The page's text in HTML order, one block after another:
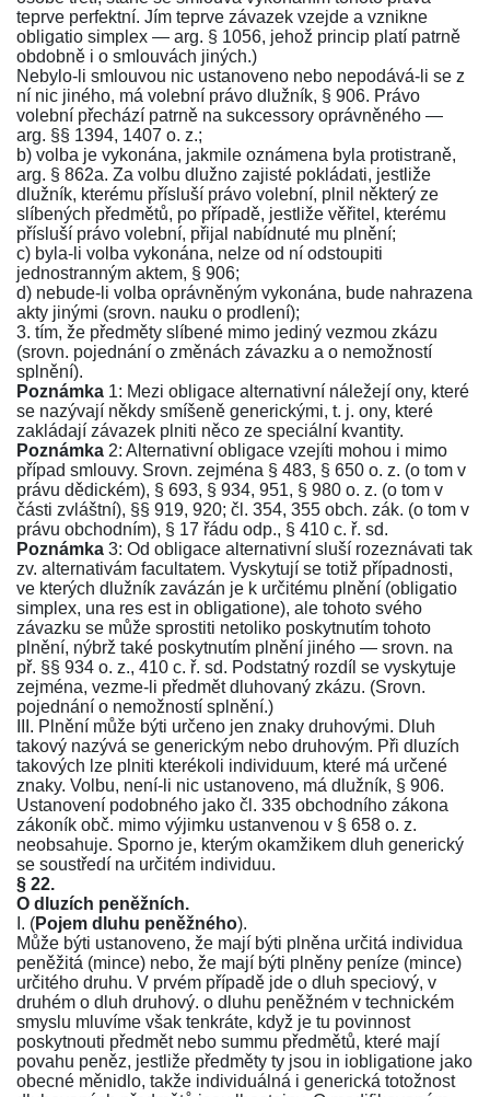
teprve perfektní. Jím teprve závazek vzejde a vznikne
obligatio simplex — arg. § 1056, jehož princip platí patrně
obdobně i o smlouvách jiných.)
Nebylo-li smlouvou nic ustanoveno nebo nepodává-li se z
ní nic jiného, má volební právo dlužník, § 906. Právo
volební přechází patrně na sukcessory oprávněného —
arg. §§ 1394, 1407 o. z.;
b) volba je vykonána, jakmile oznámena byla protistraně,
arg. § 862a. Za volbu dlužno zajisté pokládati, jestliže
dlužník, kterému přísluší právo volební, plnil některý ze
slíbených předmětů, po případě, jestliže věřitel, kterému
přísluší právo volební, přijal nabídnuté mu plnění;
c) byla-li volba vykonána, nelze od ní odstoupiti
jednostranným aktem, § 906;
d) nebude-li volba oprávněným vykonána, bude nahrazena
akty jinými (srovn. nauku o prodlení);
3. tím, že předměty slíbené mimo jediný vezmou zkázu
(srovn. pojednání o změnách závazku a o nemožností
splnění).
Poznámka 1: Mezi obligace alternativní náležejí ony, které
se nazývají někdy smíšeně generickými, t. j. ony, které
zakládají závazek plniti něco ze speciální kvantity.
Poznámka 2: Alternativní obligace vzejíti mohou i mimo
případ smlouvy. Srovn. zejména § 483, § 650 o. z. (o tom v
právu dědickém), § 693, § 934, 951, § 980 o. z. (o tom v
části zvláštní), §§ 919, 920; čl. 354, 355 obch. zák. (o tom v
právu obchodním), § 17 řádu odp., § 410 c. ř. sd.
Poznámka 3: Od obligace alternativní sluší rozeznávati tak
zv. alternativám facultatem. Vyskytují se totiž případnosti,
ve kterých dlužník zavázán je k určitému plnění (obligatio
simplex, una res est in obligatione), ale tohoto svého
závazku se může sprostiti netoliko poskytnutím tohoto
plnění, nýbrž také poskytnutím plnění jiného — srovn. na
př. §§ 934 o. z., 410 c. ř. sd. Podstatný rozdíl se vyskytuje
zejména, vezme-li předmět dluhovaný zkázu. (Srovn.
pojednání o nemožností splnění.)
III. Plnění může býti určeno jen znaky druhovými. Dluh
takový nazývá se generickým nebo druhovým. Při dluzích
takových lze plniti kterékoli individuum, které má určené
znaky. Volbu, není-li nic ustanoveno, má dlužník, § 906.
Ustanovení podobného jako čl. 335 obchodního zákona
zákoník obč. mimo výjimku ustanvenou v § 658 o. z.
neobsahuje. Sporno je, kterým okamžikem dluh generický
se soustředí na určitém individuu.
§ 22.
O dluzích peněžních.
I. (Pojem dluhu peněžného).
Může býti ustanoveno, že mají býti plněna určitá individua
peněžitá (mince) nebo, že mají býti plněny peníze (mince)
určitého druhu. V prvém případě jde o dluh speciový, v
druhém o dluh druhový. o dluhu peněžném v technickém
smyslu mluvíme však tenkráte, když je tu povinnost
poskytnouti předmět nebo summu předmětů, které mají
povahu peněz, jestliže předměty ty jsou in iobligatione jako
obecné měnidlo, takže individuálná i generická totožnost